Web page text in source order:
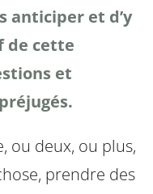
anticiper et d’y
de cette
et
ou deux, ou plus,
prendre des